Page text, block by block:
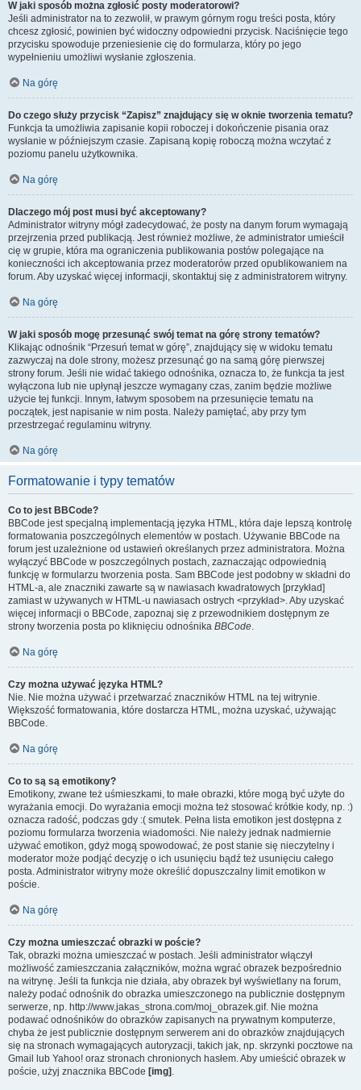
W jaki sposób można zgłosić posty moderatorowi?
Jeśli administrator na to zezwolił, w prawym górnym rogu treści posta, który
chcesz zgłosić, powinien być widoczny odpowiedni przycisk. Naciśnięcie tego
przycisku spowoduje przeniesienie cię do formularza, który po jego
wypełnieniu umożliwi wysłanie zgłoszenia.
Na górę
Do czego służy przycisk “Zapisz” znajdujący się w oknie tworzenia tematu?
Funkcja ta umożliwia zapisanie kopii roboczej i dokończenie pisania oraz
wysłanie w późniejszym czasie. Zapisaną kopię roboczą można wczytać z
poziomu panelu użytkownika.
Na górę
Dlaczego mój post musi być akceptowany?
Administrator witryny mógł zadecydować, że posty na danym forum wymagają
przejrzenia przed publikacją. Jest również możliwe, że administrator umieścił
cię w grupie, która ma ograniczenia publikowania postów polegające na
konieczności ich akceptowania przez moderatorów przed opublikowaniem na
forum. Aby uzyskać więcej informacji, skontaktuj się z administratorem witryny.
Na górę
W jaki sposób mogę przesunąć swój temat na górę strony tematów?
Klikając odnośnik “Przesuń temat w górę”, znajdujący się w widoku tematu
zazwyczaj na dole strony, możesz przesunąć go na samą górę pierwszej
strony forum. Jeśli nie widać takiego odnośnika, oznacza to, że funkcja ta jest
wyłączona lub nie upłynął jeszcze wymagany czas, zanim będzie możliwe
użycie tej funkcji. Innym, łatwym sposobem na przesunięcie tematu na
początek, jest napisanie w nim posta. Należy pamiętać, aby przy tym
przestrzegać regulaminu witryny.
Na górę
Formatowanie i typy tematów
Co to jest BBCode?
BBCode jest specjalną implementacją języka HTML, która daje lepszą kontrolę
formatowania poszczególnych elementów w postach. Używanie BBCode na
forum jest uzależnione od ustawień określanych przez administratora. Można
wyłączyć BBCode w poszczególnych postach, zaznaczając odpowiednią
funkcję w formularzu tworzenia posta. Sam BBCode jest podobny w składni do
HTML-a, ale znaczniki zawarte są w nawiasach kwadratowych [przykład]
zamiast w używanych w HTML-u nawiasach ostrych <przykład>. Aby uzyskać
więcej informacji o BBCode, zapoznaj się z przewodnikiem dostępnym ze
strony tworzenia posta po kliknięciu odnośnika BBCode.
Na górę
Czy można używać języka HTML?
Nie. Nie można używać i przetwarzać znaczników HTML na tej witrynie.
Większość formatowania, które dostarcza HTML, można uzyskać, używając
BBCode.
Na górę
Co to są są emotikony?
Emotikony, zwane też uśmieszkami, to małe obrazki, które mogą być użyte do
wyrażania emocji. Do wyrażania emocji można też stosować krótkie kody, np. :)
oznacza radość, podczas gdy :( smutek. Pełna lista emotikon jest dostępna z
poziomu formularza tworzenia wiadomości. Nie należy jednak nadmiernie
używać emotikon, gdyż mogą spowodować, że post stanie się nieczytelny i
moderator może podjąć decyzję o ich usunięciu bądź też usunięciu całego
posta. Administrator witryny może określić dopuszczalny limit emotikon w
poście.
Na górę
Czy można umieszczać obrazki w poście?
Tak, obrazki można umieszczać w postach. Jeśli administrator włączył
możliwość zamieszczania załączników, można wgrać obrazek bezpośrednio
na witrynę. Jeśli ta funkcja nie działa, aby obrazek był wyświetlany na forum,
należy podać odnośnik do obrazka umieszczonego na publicznie dostępnym
serwerze, np. http://www.jakas_strona.com/moj_obrazek.gif. Nie można
podawać odnośników do obrazków zapisanych na prywatnym komputerze,
chyba że jest publicznie dostępnym serwerem ani do obrazków znajdujących
się na stronach wymagających autoryzacji, takich jak, np. skrzynki pocztowe na
Gmail lub Yahoo! oraz stronach chronionych hasłem. Aby umieścić obrazek w
poście, użyj znacznika BBCode [img] .